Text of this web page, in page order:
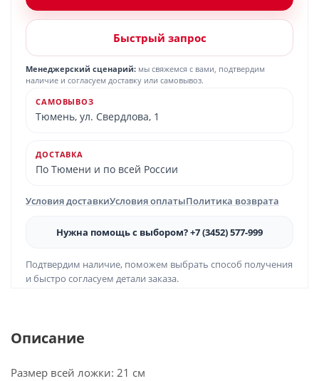
Быстрый запрос
Менеджерский сценарий: мы свяжемся с вами, подтвердим
наличие и согласуем доставку или самовывоз.
САМОВЫВОЗ
Тюмень, ул. Свердлова, 1
ДОСТАВКА
По Тюмени и по всей России
Условия доставкиУсловия оплатыПолитика возврата
Нужна помощь с выбором? +7 (3452) 577-999
Подтвердим наличие, поможем выбрать способ получения
и быстро согласуем детали заказа.
Описание
Размер всей ложки: 21 см